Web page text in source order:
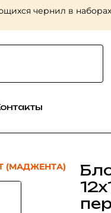
чернил в
(МАДЖЕНТА)